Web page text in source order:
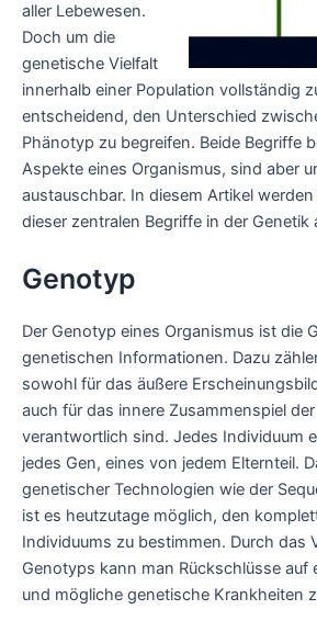
aller Lebewesen.
Doch um die
genetische Vielfalt
innerhalb einer Population vollständig
entscheidend, den Unterschied
Phänotyp zu begreifen. Beide Begriffe
Aspekte eines Organismus, sind aber
austauschbar. In diesem Artikel
dieser zentralen Begriffe in der Genetik
Genotyp
Der Genotyp eines Organismus ist die
genetischen Informationen. Dazu
sowohl für das äußere
auch für das innere Zusammenspiel
verantwortlich sind. Jedes Individuum
jedes Gen, eines von jedem Elternteil.
genetischer Technologien wie der
ist es heutzutage möglich, den
Individuums zu bestimmen. Durch das
Genotyps kann man Rückschlüsse auf
und mögliche genetische Krankheiten